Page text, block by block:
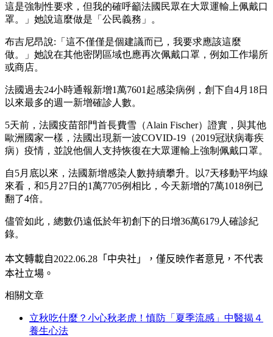
這是強制性要求，但我的確呼籲法國民眾在大眾運輸上佩戴口
罩。」她說這麼做是「公民義務」。
布吉尼昂說:「這不僅僅是個建議而已，我要求應該這麼
做。」她說在其他密閉區域也應再次佩戴口罩，例如工作場所
或商店。
法國過去24小時通報新增1萬7601起感染病例，創下自4月18日
以來最多的週一新增確診人數。
5天前，法國疫苗部門首長費雪（Alain Fischer）證實，與其他
歐洲國家一樣，法國出現新一波COVID-19（2019冠狀病毒疾
病）疫情，並說他個人支持恢復在大眾運輸上強制佩戴口罩。
自5月底以來，法國新增感染人數持續攀升。以7天移動平均線
來看，和5月27日的1萬7705例相比，今天新增的7萬1018例已
翻了4倍。
儘管如此，總數仍遠低於年初創下的日增36萬6179人確診紀
錄。
本文轉載自2022.06.28 「中央社」
，僅反映作者意見，不代表
本社立場。
相關文章
立秋吃什麼？小心秋老虎！慎防「夏季流感」中醫揭４
養生心法